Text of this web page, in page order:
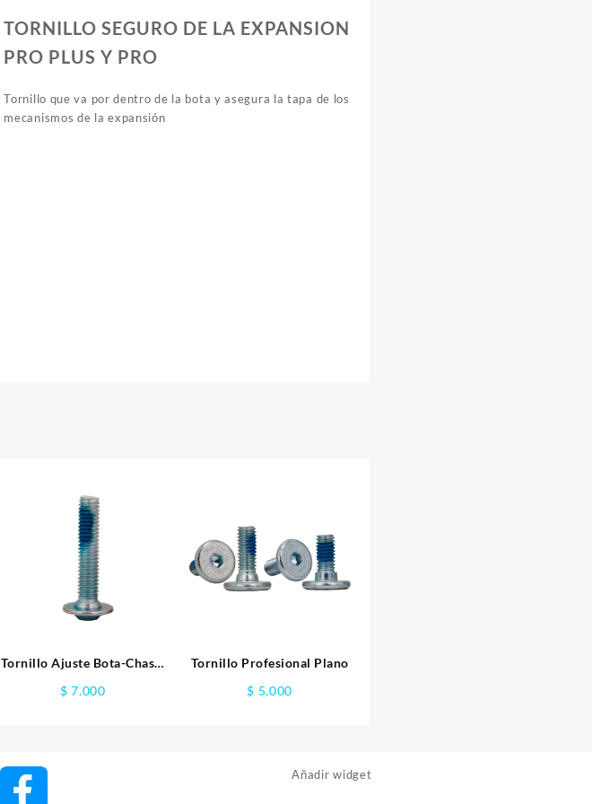
TORNILLO SEGURO DE LA EXPANSION
PRO PLUS Y PRO
Tornillo que va por dentro de la bota y asegura la tapa de los
mecanismos de la expansión
Tornillo Ajuste Bota-Chasis
$ 7.000
Tornillo Profesional Plano
$ 5.000
Añadir widget